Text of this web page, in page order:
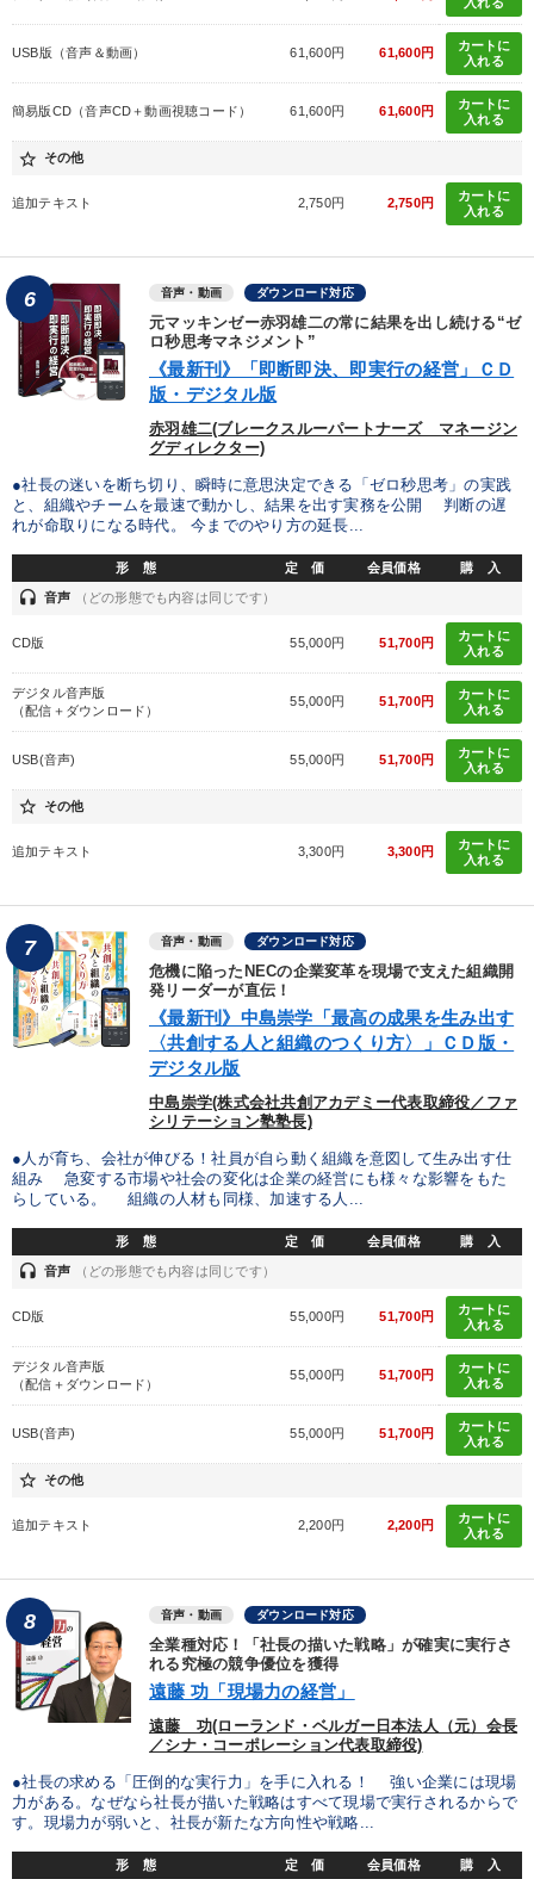
入れる
USB版（音声＆動画） 61,600円 61,600円
カートに
入れる
簡易版CD（音声CD＋動画視聴コード） 61,600円 61,600円
カートに
入れる
star_border その他
追加テキスト 2,750円 2,750円
カートに
入れる
6 音声・動画 ダウンロード対応
元マッキンゼー赤羽雄二の常に結果を出し続ける“ゼ
ロ秒思考マネジメント”
《最新刊》「即断即決、即実行の経営」ＣＤ
版・デジタル版
赤羽雄二(ブレークスルーパートナーズ マネージン
グディレクター)
●社長の迷いを断ち切り、瞬時に意思決定できる「ゼロ秒思考」の実践
と、組織やチームを最速で動かし、結果を出す実務を公開 判断の遅
れが命取りになる時代。 今までのやり方の延長...
形 態 定 価 会員価格 購 入
headset 音声 （どの形態でも内容は同じです）
CD版 55,000円 51,700円
カートに
入れる
デジタル音声版
（配信＋ダウンロード）
55,000円 51,700円
カートに
入れる
USB(音声) 55,000円 51,700円
カートに
入れる
star_border その他
追加テキスト 3,300円 3,300円
カートに
入れる
7 音声・動画 ダウンロード対応
危機に陥ったNECの企業変革を現場で支えた組織開
発リーダーが直伝！
《最新刊》中島崇学「最高の成果を生み出す
〈共創する人と組織のつくり方〉」ＣＤ版・
デジタル版
中島崇学(株式会社共創アカデミー代表取締役／ファ
シリテーション塾塾長)
●人が育ち、会社が伸びる！社員が自ら動く組織を意図して生み出す仕
組み 急変する市場や社会の変化は企業の経営にも様々な影響をもた
らしている。 組織の人材も同様、加速する人...
形 態 定 価 会員価格 購 入
headset 音声 （どの形態でも内容は同じです）
CD版 55,000円 51,700円
カートに
入れる
デジタル音声版
（配信＋ダウンロード）
55,000円 51,700円
カートに
入れる
USB(音声) 55,000円 51,700円
カートに
入れる
star_border その他
追加テキスト 2,200円 2,200円
カートに
入れる
8 音声・動画 ダウンロード対応
全業種対応！「社長の描いた戦略」が確実に実行さ
れる究極の競争優位を獲得
遠藤 功「現場力の経営」
遠藤 功(ローランド・ベルガー日本法人（元）会長
／シナ・コーポレーション代表取締役)
●社長の求める「圧倒的な実行力」を手に入れる！ 強い企業には現場
力がある。なぜなら社長が描いた戦略はすべて現場で実行されるからで
す。現場力が弱いと、社長が新たな方向性や戦略...
形 態 定 価 会員価格 購 入